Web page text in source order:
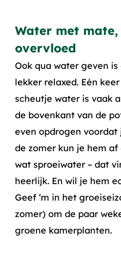
Water met
overvloed
Ook qua water geven
lekker relaxed. Eén
scheutje water is vaak
de bovenkant van de
even opdrogen
de zomer kun je hem
wat sproeiwater – dat
heerlijk. En wil je hem
Geef ‘m in het
zomer) om de paar
groene kamerplanten.